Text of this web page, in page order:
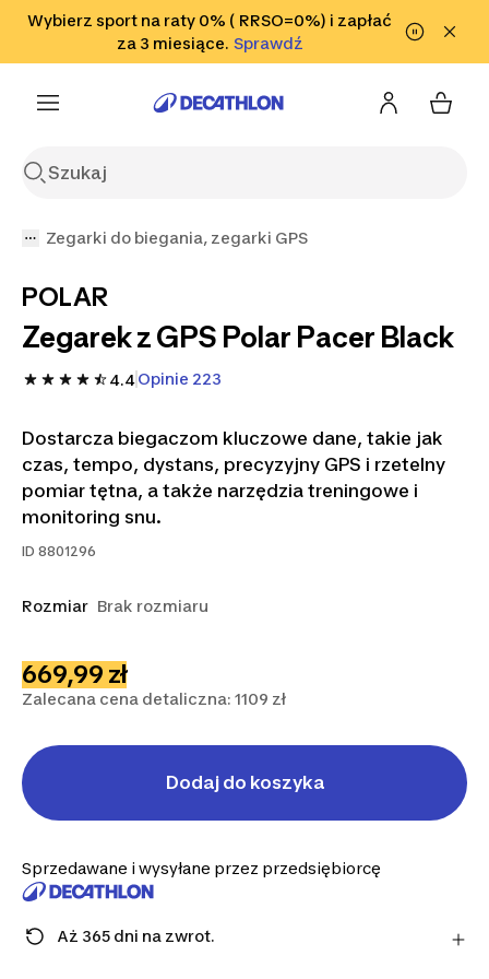
Przejdź do wyszukiwania Przejdź do treści
Przejdź
Wybierz sport na raty 0% ( RRSO=0%) i zapłać
za 3 miesiące. SprawdźSprawdź
Sprawdź
Zegarki do biegania, zegarki GPS
POLAR
Zegarek z GPS Polar Pacer Black
4.4Opinie 223
Dostarcza biegaczom kluczowe dane, takie jak
czas, tempo, dystans, precyzyjny GPS i rzetelny
pomiar tętna, a także narzędzia treningowe i
monitoring snu.
ID 8801296
Rozmiar Brak rozmiaru
669,99 zł
Zalecana cena detaliczna: 1109 zł
Dodaj do koszyka
Sprzedawane i wysyłane przez przedsiębiorcę
Aż 365 dni na zwrot.